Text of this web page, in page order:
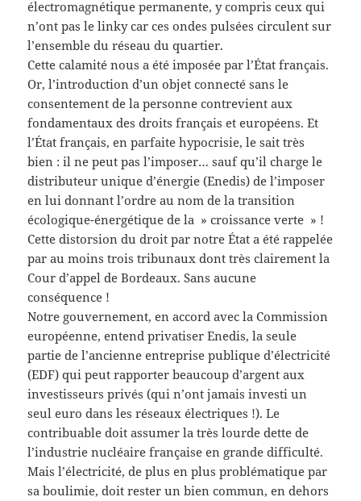
électromagnétique permanente, y compris ceux qui
n’ont pas le linky car ces ondes pulsées circulent sur
l’ensemble du réseau du quartier.
Cette calamité nous a été imposée par l’État français.
Or, l’introduction d’un objet connecté sans le
consentement de la personne contrevient aux
fondamentaux des droits français et européens. Et
l’État français, en parfaite hypocrisie, le sait très
bien : il ne peut pas l’imposer… sauf qu’il charge le
distributeur unique d’énergie (Enedis) de l’imposer
en lui donnant l’ordre au nom de la transition
écologique-énergétique de la » croissance verte » !
Cette distorsion du droit par notre État a été rappelée
par au moins trois tribunaux dont très clairement la
Cour d’appel de Bordeaux. Sans aucune
conséquence !
Notre gouvernement, en accord avec la Commission
européenne, entend privatiser Enedis, la seule
partie de l’ancienne entreprise publique d’électricité
(EDF) qui peut rapporter beaucoup d’argent aux
investisseurs privés (qui n’ont jamais investi un
seul euro dans les réseaux électriques !). Le
contribuable doit assumer la très lourde dette de
l’industrie nucléaire française en grande difficulté.
Mais l’électricité, de plus en plus problématique par
sa boulimie, doit rester un bien commun, en dehors